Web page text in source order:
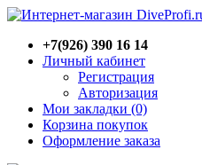
+7(926) 390 16 14
Личный кабинет
Регистрация
Авторизация
Мои закладки (0)
Корзина покупок
Оформление заказа